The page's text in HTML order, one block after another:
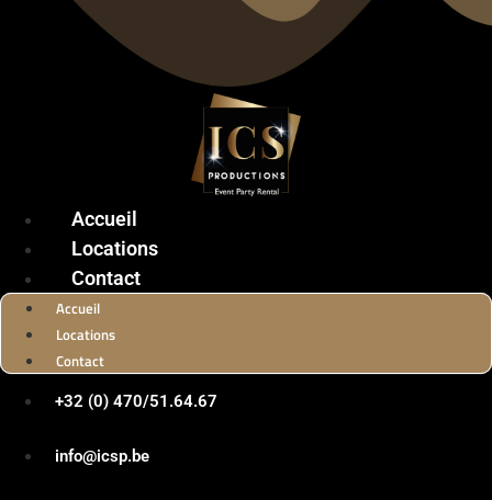
Accueil
Locations
Contact
Accueil
Locations
Contact
+32 (0) 470/51.64.67
info@icsp.be